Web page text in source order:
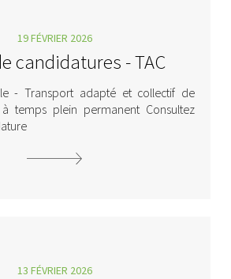
19 FÉVRIER 2026
candidatures - TAC
- Transport adapté et collectif de
temps plein permanent Consultez
13 FÉVRIER 2026